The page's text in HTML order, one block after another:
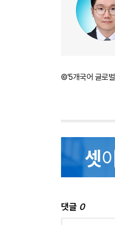
©'5개국어 글로벌
댓글 0